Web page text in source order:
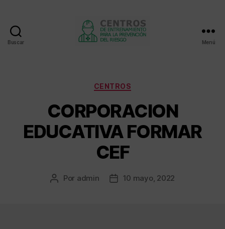
Buscar Menú
Categorías
CENTROS
CORPORACION
EDUCATIVA FORMAR
CEF
Autor
Por admin
Fecha10 mayo, 2022